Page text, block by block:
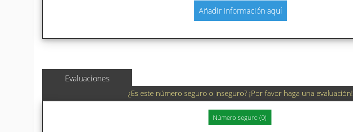
Añadir información aquí
Evaluaciones
¿Es este número seguro o inseguro? ¡Por favor haga una evaluación!